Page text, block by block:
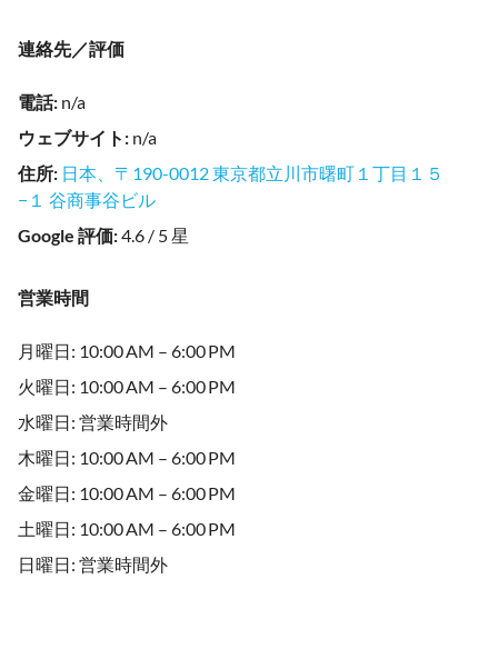
連絡先／評価
電話: n/a
ウェブサイト : n/a
住所: 日本、〒190-0012 東京都立川市曙町１丁目１５
−１ 谷商事谷ビル
Google 評価:4.6 / 5 星
営業時間
月曜日: 10:00 AM – 6:00 PM
火曜日: 10:00 AM – 6:00 PM
水曜日: 営業時間外
木曜日: 10:00 AM – 6:00 PM
金曜日: 10:00 AM – 6:00 PM
土曜日: 10:00 AM – 6:00 PM
日曜日: 営業時間外